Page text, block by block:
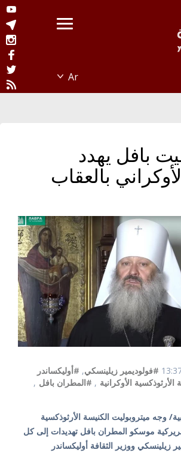
بافل يهدد
بالعقاب
#فولوديمير زيلينسكي, #أوليكساندر
الأرثوذكسية الأوكرانية , #المطران بافل ,
وجه ميتروبوليت الكنيسة الأرثوذكسية
موسكو المطران بافل تهديدات إلى كل
زيلينسكي ووزير الثقافة أوليكساندر